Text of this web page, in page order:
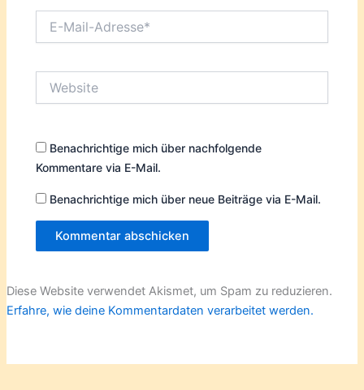
Mail-
Benachrichtige mich über nachfolgende
Kommentare via E-Mail.
Benachrichtige mich über neue Beiträge via E-Mail.
Diese Website verwendet Akismet, um Spam zu reduzieren.
Erfahre, wie deine Kommentardaten verarbeitet werden.